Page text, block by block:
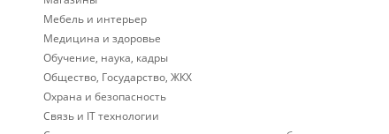
Мебель и интерьер
Медицина и здоровье
Обучение, наука, кадры
Общество, Государство, ЖКХ
Охрана и безопасность
Связь и IT технологии